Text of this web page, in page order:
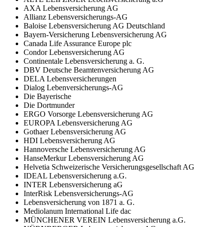
AXA Lebensversicherung AG
Allianz Lebensversicherungs-AG
Baloise Lebensversicherung AG Deutschland
Bayern-Versicherung Lebensversicherung AG
Canada Life Assurance Europe plc
Condor Lebensversicherung AG
Continentale Lebensversicherung a. G.
DBV Deutsche Beamtenversicherung AG
DELA Lebensversicherungen
Dialog Lebenversicherungs-AG
Die Bayerische
Die Dortmunder
ERGO Vorsorge Lebensversicherung AG
EUROPA Lebensversicherung AG
Gothaer Lebensversicherung AG
HDI Lebensversicherung AG
Hannoversche Lebensversicherung AG
HanseMerkur Lebensversicherung AG
Helvetia Schweizerische Versicherungsgesellschaft AG
IDEAL Lebensversicherung a.G.
INTER Lebensversicherung aG
InterRisk Lebensversicherungs-AG
Lebensversicherung von 1871 a. G.
Mediolanum International Life dac
MÜNCHENER VEREIN Lebensversicherung a.G.